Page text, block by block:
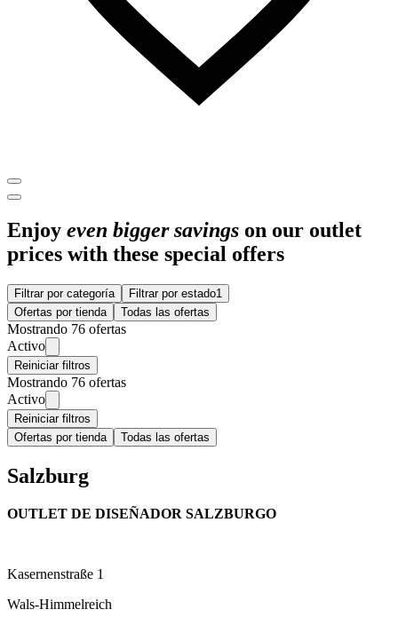
Enjoy even bigger savings on our outlet
prices with these special offers
Filtrar por categoría Filtrar por estado1
Ofertas por tienda
Todas las ofertas
Mostrando 76 ofertas
Activo
Reiniciar filtros
Mostrando 76 ofertas
Activo
Reiniciar filtros
Ofertas por tienda
Todas las ofertas
Salzburg
OUTLET DE DISEÑADOR SALZBURGO
Kasernenstraße 1
Wals-Himmelreich